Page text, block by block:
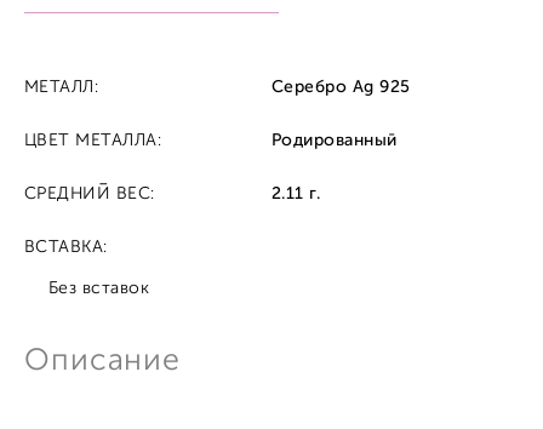
Описание
МЕТАЛЛ: Серебро Ag 925
ЦВЕТ МЕТАЛЛА: Родированный
СРЕДНИЙ ВЕС: 2.11 г.
ВСТАВКА:
Без вставок